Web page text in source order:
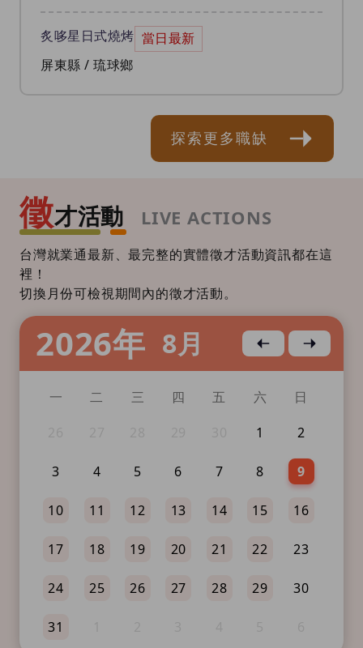
炙哆星日式燒烤 當日最新
屏東縣 / 琉球鄉
探索更多職缺
徵才活動 LIVE ACTIONS
台灣就業通最新、最完整的實體徵才活動資訊都在這
裡！
切換月份可檢視期間內的徵才活動。
2026年 8月 上個月 下個月
一 二 三 四 五 六
日
1 2
3 4 5 6 7 8 9
10 11 12 13 14 15 16
17 18 19 20 21 22 23
24 25 26 27 28 29 30
31